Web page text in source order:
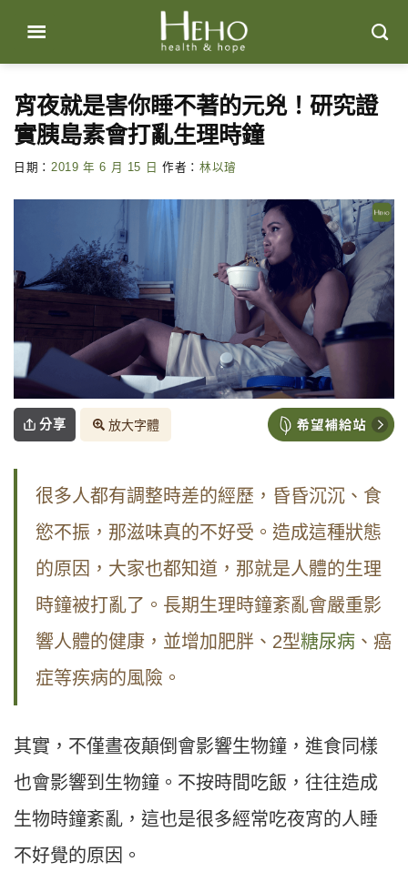
content
宵夜就是害你睡不著的元兇！研究證
實胰島素會打亂生理時鐘
日期： 2019 年 6 月 15 日 作者： 林以璿
分享 放大字體
很多人都有調整時差的經歷，昏昏沉沉、食
慾不振，那滋味真的不好受。造成這種狀態
的原因，大家也都知道，那就是人體的生理
時鐘被打亂了。長期生理時鐘紊亂會嚴重影
響人體的健康，並增加肥胖、2型糖尿病 、癌
症等疾病的風險。
其實，不僅晝夜顛倒會影響生物鐘，進食同樣
也會影響到生物鐘。不按時間吃飯，往往造成
生物時鐘紊亂，這也是很多經常吃夜宵的人睡
不好覺的原因。